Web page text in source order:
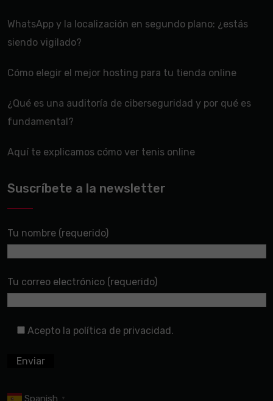
WhatsApp y la localización en segundo plano: ¿estás
siendo vigilado?
Cómo elegir el mejor hosting para tu tienda online
¿Qué es una auditoría de ciberseguridad y por qué es
fundamental?
Aquí te explicamos cómo ver tenis online
Suscríbete a la newsletter
Tu nombre (requerido)
Tu correo electrónico (requerido)
Acepto la política de privacidad.
Spanish ▼